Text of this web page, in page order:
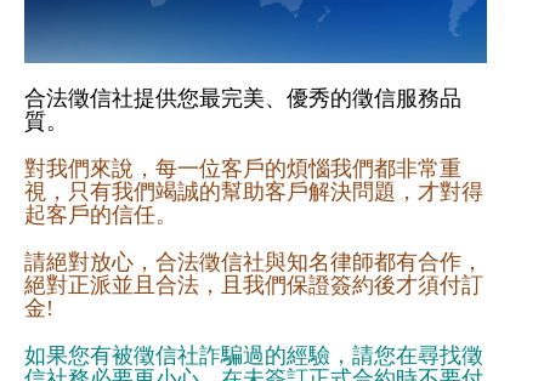
合法徵信社提供您最完美、優秀的徵信服務品
質。
對我們來說，每一位客戶的煩惱我們都非常重
視，只有我們竭誠的幫助客戶解決問題，才對得
起客戶的信任。
請絕對放心，合法徵信社與知名律師都有合作，
絕對正派並且合法，且我們保證簽約後才須付訂
金!
如果您有被徵信社詐騙過的經驗，請您在尋找徵